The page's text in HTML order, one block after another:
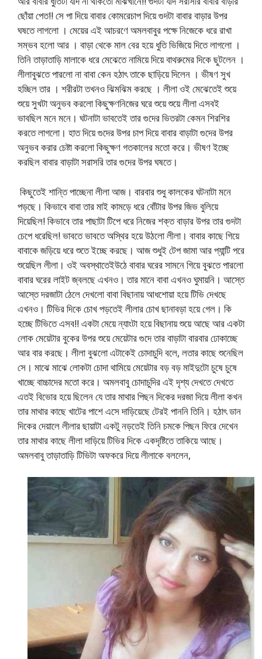
ছোঁয়া পেত!! সে পা দিয়ে বাবার কোমরেচাপ দিয়ে গুদটা বাবার বাড়ার উপর
ঘষতে লাগলো । মেয়ের এই আচরণে অমলবাবুর পক্ষে নিজেকে ধরে রাখা
সম্ভব হলো আর । বাড়া থেকে মাল বের হয়ে ধুতি ভিজিয়ে দিতে লাগলো ।
তিনি তাড়াতাড়ি মালাকে ধরে মেঝেতে নামিয়ে দিয়ে বাথরুমের দিকে ছুটলেন ।
লীলাবুঝতে পারলো না বাবা কেন হঠাৎ তাকে ছাড়িয়ে দিলেন । ভীষণ সুখ
হচ্ছিল তার । শরীরটা তখনও ঝিমঝিম করছে । লীলা ওই মেঝেতেই শুয়ে
শুয়ে সুখটা অনুভব করলো কিছুক্ষণনিজের ঘরে শুয়ে শুয়ে লীলা এসবই
ভাবছিল মনে মনে। ঘটনাটা ভাবতেই তার গুদের ভিতরটা কেমন শিরশির
করতে লাগলো। হাত দিয়ে গুদের উপর চাপ দিয়ে বাবার বাড়াটা গুদের উপর
অনুভব করার চেষ্টা করলো কিছুক্ষণ গতকালের মতো করে। ভীষণ ইচ্ছে
করছিল বাবার বাড়াটা সরাসরি তার গুদের উপর ঘষতে।
কিছুতেই শান্তি পাচ্ছেনা লীলা আজ। বারবার শুধু কালকের ঘটনাটা মনে
পড়ছে। কিভাবে বাবা তার মাই কামড়ে ধরে বোঁটার উপর জিভ বুলিয়ে
দিয়েছিল! কিভাবে তার পাছাটা টিপে ধরে নিজের শক্ত বাড়ার উপর তার গুদটা
চেপে ধরেছিল! ভাবতে ভাবতে অস্থির হয়ে উঠলো লীলা। বাবার কাছে গিয়ে
বাবাকে জড়িয়ে ধরে শুতে ইচ্ছে করছে। আজ শুধুই টেপ জামা আর প্যান্টি পরে
শুয়েছিল লীলা। ওই অবস্থাতেইউঠে বাবার ঘরের সামনে গিয়ে বুঝতে পারলো
বাবার ঘরের লাইট জ্বলছে এখনও। তার মানে বাবা এখনও ঘুমায়নি। আস্তে
আস্তে দরজাটা ঠেলে দেখলো বাবা বিছানায় আধশোয়া হয়ে টিভি দেখছে
এখনও। টিভির দিকে চোখ পড়তেই লীলার চোখ ছানাবড়া হয়ে গেল। কি
হচ্ছে টিভিতে এসব!! একটা মেয়ে ন্যাংটা হয়ে বিছানায় শুয়ে আছে আর একটা
লোক মেয়েটার বুকের উপর শুয়ে মেয়েটার গুদে তার বাড়াটা বারবার ঢোকাচ্ছে
আর বার করছে। লীলা বুঝলো এটাকেই চোদাচুদি বলে, লতার কাছে শুনেছিল
সে। মাঝে মাঝে লোকটা চোদা থামিয়ে মেয়েটার বড় বড় মাইদুটো চুষে চুষে
খাচ্ছে বাচ্চাদের মতো করে। অমলবাবু চোদাচুদির এই দৃশ্য দেখতে দেখতে
এতই বিভোর হয়ে ছিলেন যে তার মাথার পিছন দিকের দরজা দিয়ে লীলা কখন
তার মাথার কাছে খাটের পাশে এসে দাড়িয়েছে টেরই পাননি তিনি। হঠাৎ ডান
দিকের দেয়ালে লীলার ছায়াটা একটু নড়তেই তিনি চমকে পিছন ফিরে দেখেন
তার মাথার কাছে লীলা দাড়িয়ে টিভির দিকে একদৃষ্টিতে তাকিয়ে আছে।
অমলবাবু তাড়াতাড়ি টিভিটা অফকরে দিয়ে লীলাকে বললেন,